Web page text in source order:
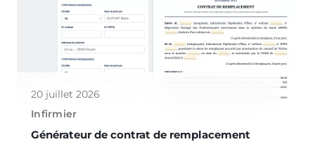
20 juillet 2026
Infirmier
Générateur de contrat de remplacement